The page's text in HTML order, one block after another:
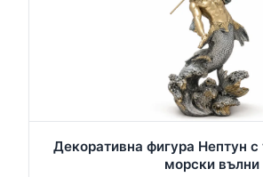
Декоративна фигура Нептун
морски вълни